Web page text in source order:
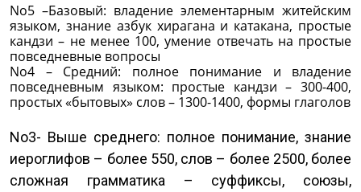
No5 –Базовый: владение элементарным житейским
языком, знание азбук хирагана и катакана, простые
кандзи – не менее 100, умение отвечать на простые
повседневные вопросы
No4 – Средний: полное понимание и владение
повседневным языком: простые кандзи – 300-400,
простых «бытовых» слов – 1300-1400, формы глаголов
No3- Выше среднего: полное понимание, знание
иероглифов – более 550, слов – более 2500, более
сложная грамматика – суффиксы, союзы,